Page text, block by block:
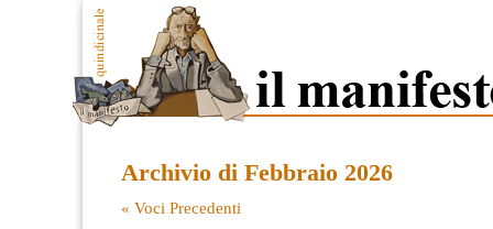
Archivio di Febbraio 2026
« Voci Precedenti